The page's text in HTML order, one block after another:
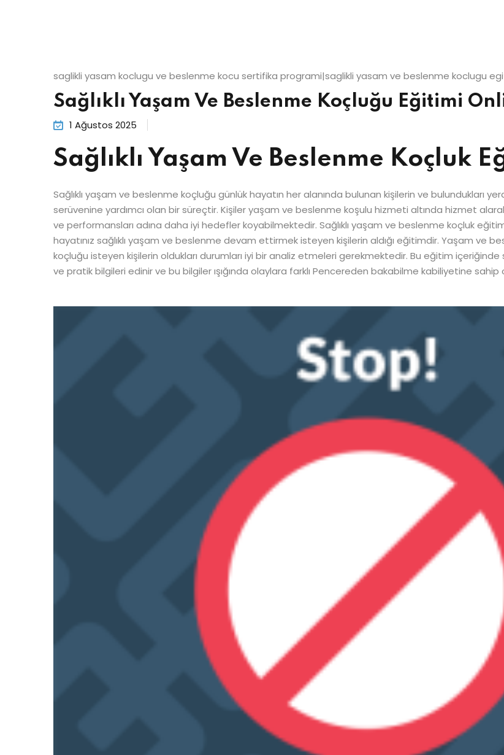
saglikli yasam koclugu ve beslenme kocu sertifika programi|saglikli yasam ve beslenme koclugu
Sağlıklı Yaşam Ve Beslenme Koçluğu Eğitimi
1 Ağustos 2025
Sağlıklı Yaşam Ve Beslenme Koçluk
Sağlıklı yaşam ve beslenme koçluğu günlük hayatın her alanında bulunan kişilerin ve bulundukları
serüvenine yardımcı olan bir süreçtir. Kişiler yaşam ve beslenme koşulu hizmeti altında hizmet
ve performansları adına daha iyi hedefler koyabilmektedir. Sağlıklı yaşam ve beslenme koçluk
hayatınız sağlıklı yaşam ve beslenme devam ettirmek isteyen kişilerin aldığı eğitimdir. Yaşam ve
koçluğu isteyen kişilerin oldukları durumları iyi bir analiz etmeleri gerekmektedir. Bu eğitim
ve pratik bilgileri edinir ve bu bilgiler ışığında olaylara farklı Pencereden bakabilme kabiliyetine sahip